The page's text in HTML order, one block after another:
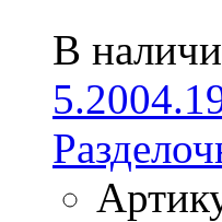
В